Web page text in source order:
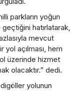
parkların yoğun
hatırlatarak,
mevcut
açılması, hem
üzerinde hizmet
olacaktır.” dedi.
yolunun